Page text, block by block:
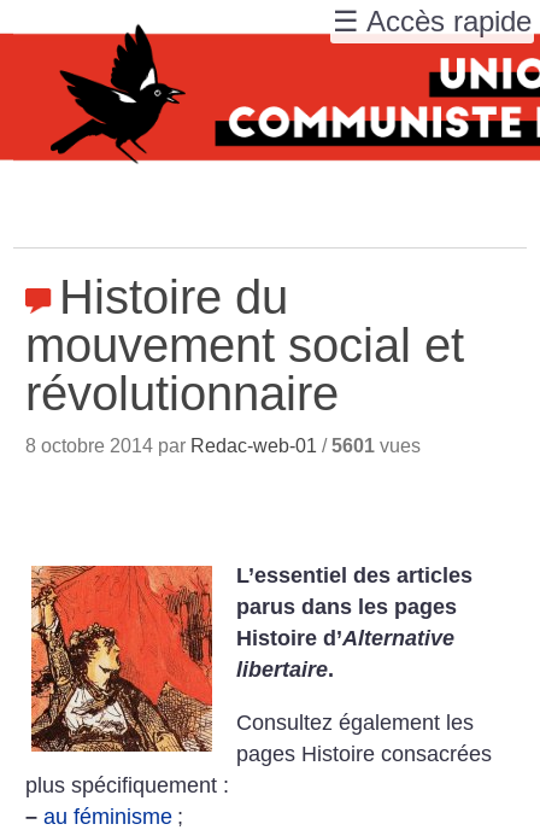
Histoire du
mouvement social et
révolutionnaire
8 octobre 2014 par Redac-web-01 /5601 vues
L’essentiel des articles
parus dans les pages
Histoire d’Alternative
libertaire.
Consultez également les
pages Histoire consacrées
plus spécifiquement :
– au féminisme ;
☰ Accès rapide